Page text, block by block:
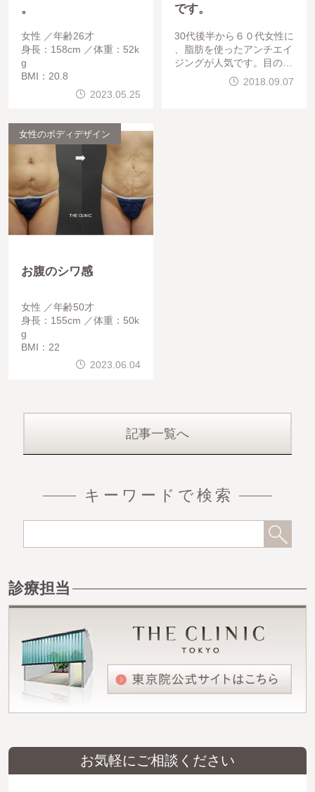
。
女性
年齢26才
身長：158cm
体重：52k
g
BMI：20.8
2023.05.25
です。
30代後半から６０代女性に
、脂肪を使ったアンチエイ
ジングが人気です。目の上
の施術は、非常に技術が必
要です。脂肪注入やヒアル
2018.09.07
女性のボディデザイン
お腹のシワ感
女性
年齢50才
身長：155cm
体重：50k
g
BMI：22
2023.06.04
記事一覧へ
キーワードで検索
診療担当
お気軽にご相談ください